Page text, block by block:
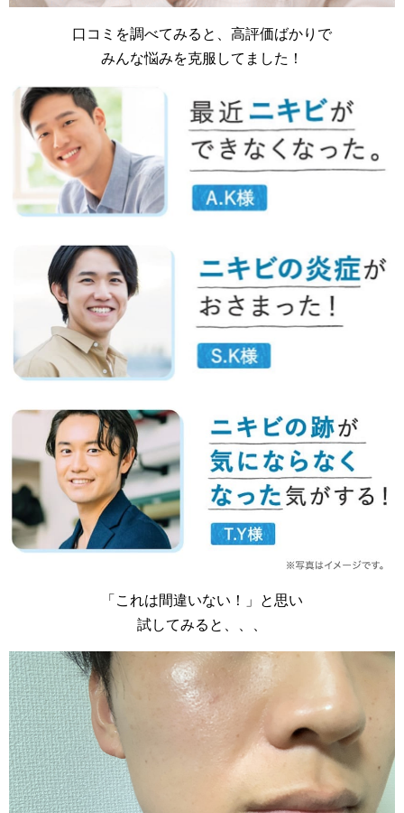
口コミを調べてみると、高評価ばかりで
みんな悩みを克服してました！
「これは間違いない！」と思い
試してみると、、、